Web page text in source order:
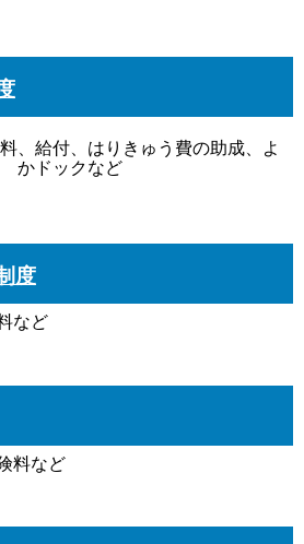
、給付、はりきゅう費の助成、よ
かドックなど
度
など
料など